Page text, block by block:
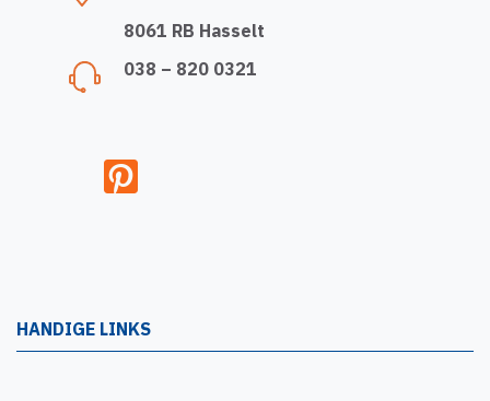
8061 RB Hasselt
038 – 820 0321
HANDIGE LINKS